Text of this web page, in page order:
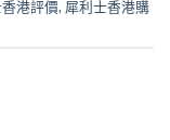
港評價, 犀利士香港購